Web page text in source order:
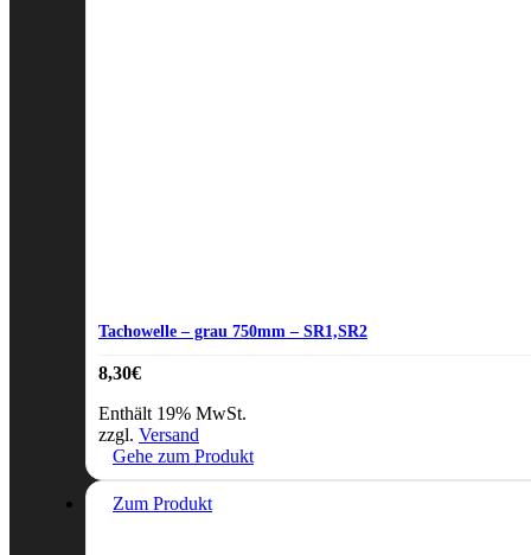
Tachowelle – grau 750mm – SR1,SR2
8,30€
Enthält 19% MwSt.
zzgl. Versand
Gehe zum Produkt
Zum Produkt